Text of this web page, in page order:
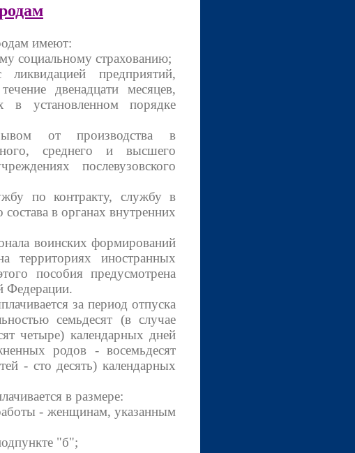
имеют:
социальному страхованию;
предприятий,
двенадцати месяцев,
в установленном порядке
от производства в
среднего и высшего
послевузовского
по контракту, службу в
в органах внутренних
воинских формирований
территориях иностранных
пособия предусмотрена
Федерации.
за период отпуска
семьдесят (в случае
четыре) календарных дней
родов - восемьдесят
- сто десять) календарных
в размере:
- женщинам, указанным
"б";